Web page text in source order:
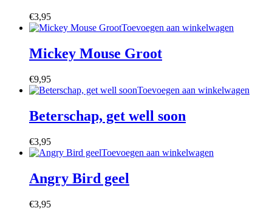
€3,95
Toevoegen aan winkelwagen
Mickey Mouse Groot
€9,95
Toevoegen aan winkelwagen
Beterschap, get well soon
€3,95
Toevoegen aan winkelwagen
Angry Bird geel
€3,95